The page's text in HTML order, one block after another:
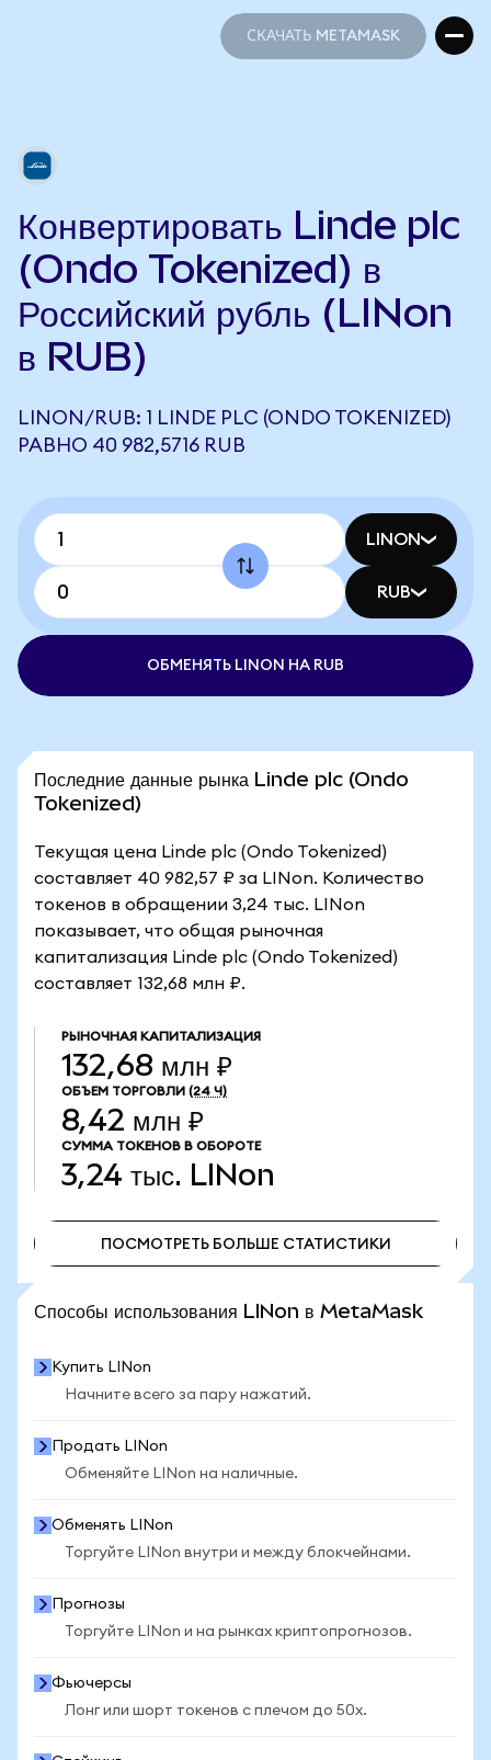
СКАЧАТЬ METAMASK
Конвертировать Linde plc
(Ondo Tokenized) в
Российский рубль (LINon
в RUB)
LINON/RUB: 1 LINDE PLC (ONDO TOKENIZED)
РАВНО 40 982,5716 RUB
LINON
RUB
ОБМЕНЯТЬ LINON НА RUB
Последние данные рынка Linde plc (Ondo
Tokenized)
Текущая цена Linde plc (Ondo Tokenized)
составляет 40 982,57 ₽ за LINon. Количество
токенов в обращении 3,24 тыс. LINon
показывает, что общая рыночная
капитализация Linde plc (Ondo Tokenized)
составляет 132,68 млн ₽.
РЫНОЧНАЯ КАПИТАЛИЗАЦИЯ
132,68 млн ₽
ОБЪЕМ ТОРГОВЛИ (24 Ч)
8,42 млн ₽
СУММА ТОКЕНОВ В ОБОРОТЕ
3,24 тыс. LINon
ПОСМОТРЕТЬ БОЛЬШЕ СТАТИСТИКИ
Способы использования LINon в MetaMask
Купить LINon
Начните всего за пару нажатий.
Продать LINon
Обменяйте LINon на наличные.
Обменять LINon
Торгуйте LINon внутри и между блокчейнами.
Прогнозы
Торгуйте LINon и на рынках криптопрогнозов.
Фьючерсы
Лонг или шорт токенов с плечом до 50x.